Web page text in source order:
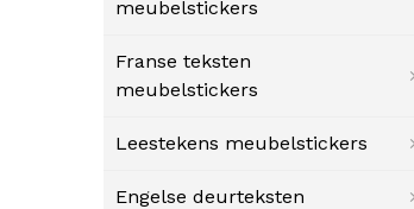
meubelstickers
Franse teksten
meubelstickers
Leestekens meubelstickers
Engelse deurteksten